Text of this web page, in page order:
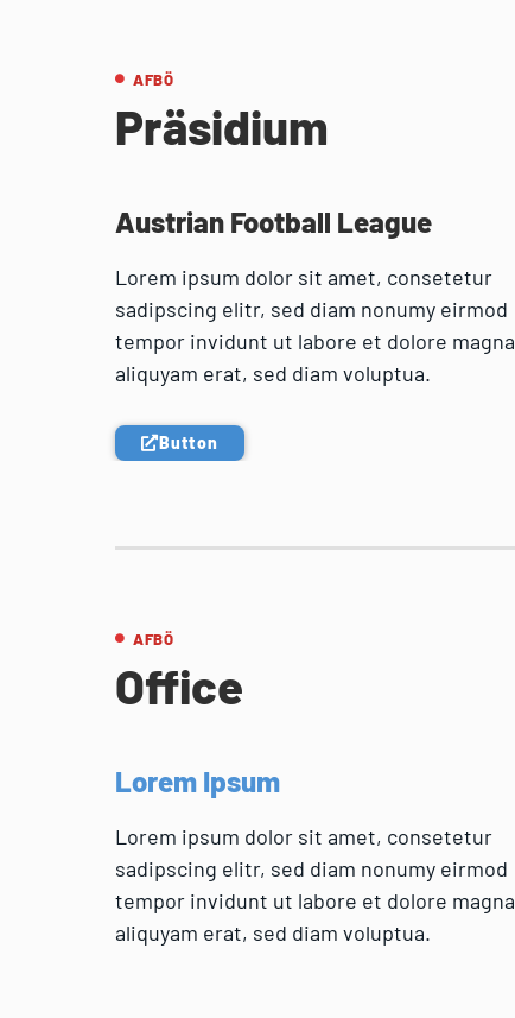
AFBÖ
Präsidium
Austrian Football League
Lorem ipsum dolor sit amet, consetetur
sadipscing elitr, sed diam nonumy eirmod
tempor invidunt ut labore et dolore magna
aliquyam erat, sed diam voluptua.
Button
AFBÖ
Office
Lorem Ipsum
Lorem ipsum dolor sit amet, consetetur
sadipscing elitr, sed diam nonumy eirmod
tempor invidunt ut labore et dolore magna
aliquyam erat, sed diam voluptua.